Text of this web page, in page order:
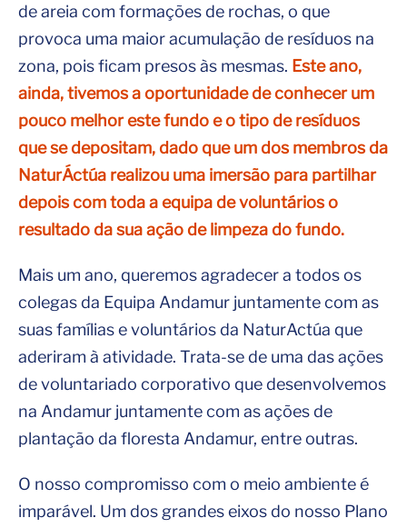
de areia com formações de rochas, o que
provoca uma maior acumulação de resíduos na
zona, pois ficam presos às mesmas. Este ano,
ainda, tivemos a oportunidade de conhecer um
pouco melhor este fundo e o tipo de resíduos
que se depositam, dado que um dos membros da
NaturÁctúa realizou uma imersão para partilhar
depois com toda a equipa de voluntários o
resultado da sua ação de limpeza do fundo.
Mais um ano, queremos agradecer a todos os
colegas da Equipa Andamur juntamente com as
suas famílias e voluntários da NaturActúa que
aderiram à atividade. Trata-se de uma das ações
de voluntariado corporativo que desenvolvemos
na Andamur juntamente com as ações de
plantação da floresta Andamur, entre outras.
O nosso compromisso com o meio ambiente é
imparável. Um dos grandes eixos do nosso Plano